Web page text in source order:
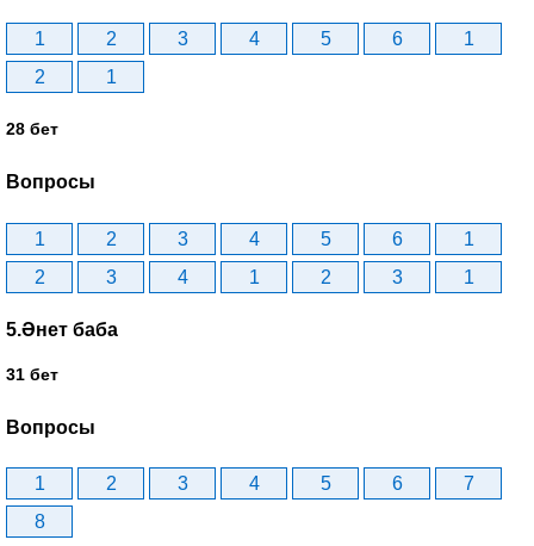
1 2 3 4 5 6
1
2
1
28 бет
Вопросы
1 2 3 4 5 6
1
2
3 4 1 2 3 1
5.Әнет баба
31 бет
Вопросы
1 2 3 4 5 6
7
8